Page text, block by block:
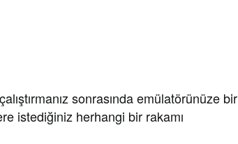
sonrasında emülatörünüze bir
istediğiniz herhangi bir rakamı